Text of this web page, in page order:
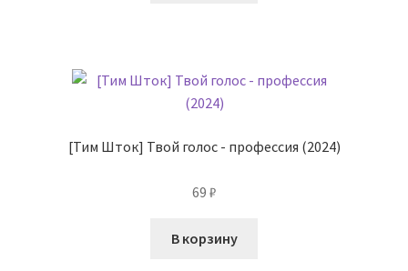
[Тим Шток] Твой голос - профессия (2024)
69 ₽
В корзину